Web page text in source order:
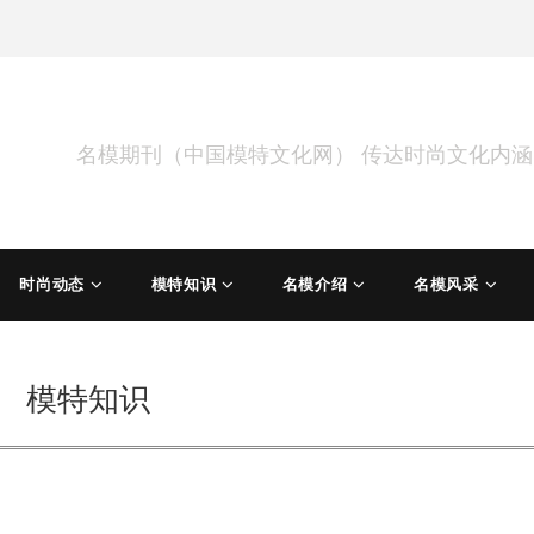
名模期刊（中国模特文化网） 传达时尚文化内
时尚动态 模特知识 名模介绍 名模风采
模特知识